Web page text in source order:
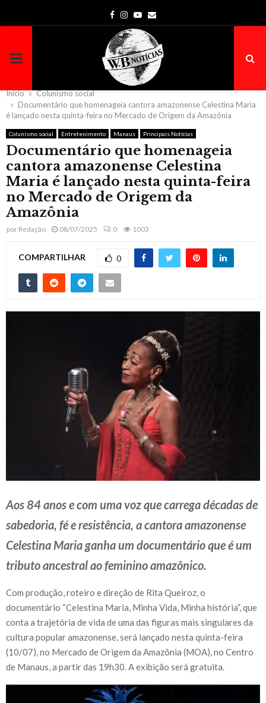
Facebook
Instagram
Youtube
Email
PRIMARY
MENU
Início
Colunismo social
Documentário que homenageia cantora amazonense Celestina Maria
é lançado nesta quinta-feira no Mercado de Origem da Amazônia
Colunismo social Entretenimento Manaus Principais Notícias
Documentário que homenageia
cantora amazonense Celestina
Maria é lançado nesta quinta-feira
no Mercado de Origem da
Amazônia
por Redação 08/07/2025 0 1003
COMPARTILHAR 0
Aos 84 anos e com uma voz que carrega décadas de
sabedoria, fé e resistência, a cantora amazonense
Celestina Maria ganha um documentário que é um
tributo ancestral ao feminino amazônico.
Com produção, roteiro e direção de Rita Queiroz, o
documentário “Celestina Maria, Minha Vida, Minha história”, que
conta a trajetória de vida de uma das figuras mais singulares da
cultura popular amazonense, será lançado nesta quinta-feira
(10/07), no Mercado de Origem da Amazônia (MOA), no Centro
de Manaus, a partir das 19h30. A exibição será gratuita.